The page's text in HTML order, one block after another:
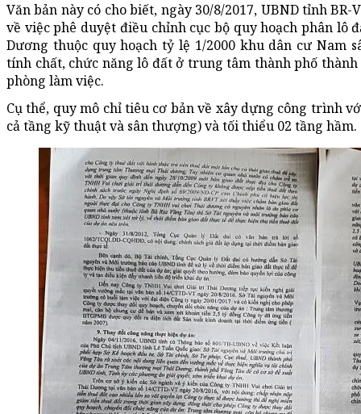
Văn bản này có cho biết, ngày 30/8/2017, UBND tỉnh
về việc phê duyệt điều chỉnh cục bộ quy hoạch phân lô
Dương thuộc quy hoạch tỷ lệ 1/2000 khu dân cư Nam
tính chất, chức năng lô đất ở trung tâm thành phố
phòng làm việc.
Cụ thể, quy mô chỉ tiêu cơ bản về xây dựng công trình
cả tầng kỹ thuật và sân thượng) và tối thiểu 02 tầng hầm.